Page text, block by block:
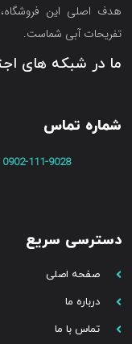
هدف اصلی این
تفریحات آبی شماست.
ما در شبکه های
شماره تماس
0902-111-9028
دسترسی سریع
صفحه اصلی
درباره ما
تماس با ما